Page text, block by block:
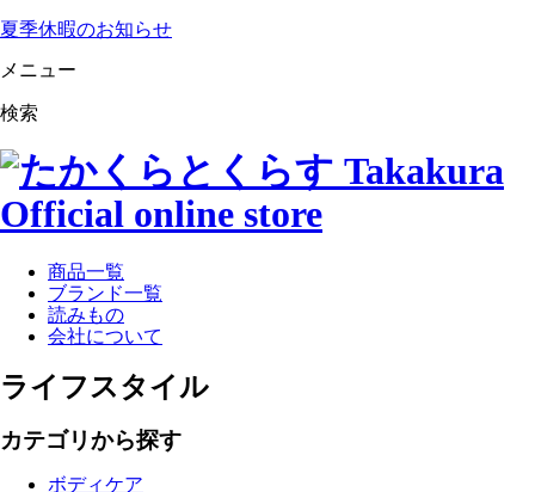
夏季休暇のお知らせ
メニュー
検索
商品一覧
ブランド一覧
読みもの
会社について
ライフスタイル
カテゴリから探す
ボディケア